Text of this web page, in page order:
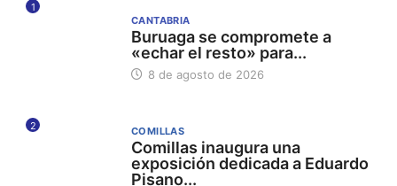
1
CANTABRIA
Buruaga se compromete a
«echar el resto» para...
8 de agosto de 2026
2 COMILLAS
Comillas inaugura una
exposición dedicada a Eduardo
Pisano...